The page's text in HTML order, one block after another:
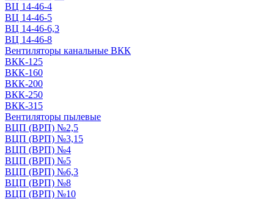
ВЦ 14-46-4
ВЦ 14-46-5
ВЦ 14-46-6,3
ВЦ 14-46-8
Вентиляторы канальные ВКК
ВКК-125
ВКК-160
ВКК-200
ВКК-250
ВКК-315
Вентиляторы пылевые
ВЦП (ВРП) №2,5
ВЦП (ВРП) №3,15
ВЦП (ВРП) №4
ВЦП (ВРП) №5
ВЦП (ВРП) №6,3
ВЦП (ВРП) №8
ВЦП (ВРП) №10